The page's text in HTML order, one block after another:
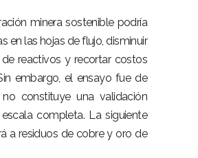
minera sostenible podría
en las hojas de flujo, disminuir
reactivos y recortar costos
embargo, el ensayo fue de
constituye una validación
completa. La siguiente
a residuos de cobre y oro de